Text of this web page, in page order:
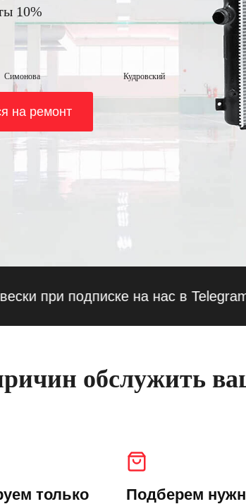
10%
Симонова Кудровский
на ремонт
подписке на нас в Telegram·
обслужить
только
Подберем